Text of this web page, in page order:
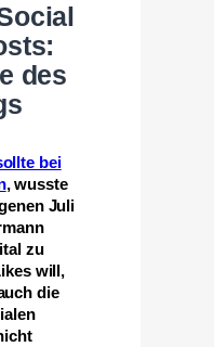
des
bei
, wusste
Juli
zu
will,
die